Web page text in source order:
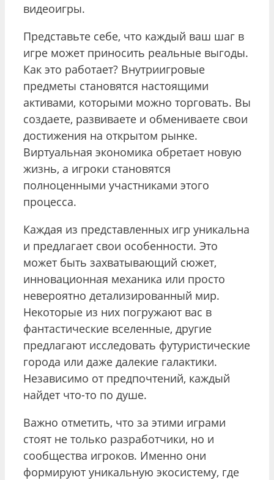
видеоигры.
Представьте себе, что каждый ваш шаг в
игре может приносить реальные выгоды.
Как это работает? Внутриигровые
предметы становятся настоящими
активами, которыми можно торговать. Вы
создаете, развиваете и обмениваете свои
достижения на открытом рынке.
Виртуальная экономика обретает новую
жизнь, а игроки становятся
полноценными участниками этого
процесса.
Каждая из представленных игр уникальна
и предлагает свои особенности. Это
может быть захватывающий сюжет,
инновационная механика или просто
невероятно детализированный мир.
Некоторые из них погружают вас в
фантастические вселенные, другие
предлагают исследовать футуристические
города или даже далекие галактики.
Независимо от предпочтений, каждый
найдет что-то по душе.
Важно отметить, что за этими играми
стоят не только разработчики, но и
сообщества игроков. Именно они
формируют уникальную экосистему, где